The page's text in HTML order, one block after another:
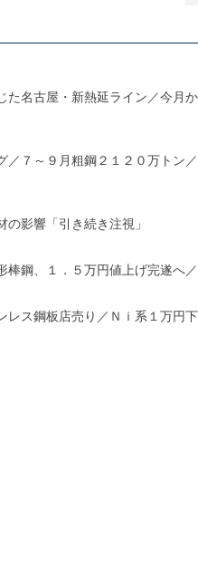
た名古屋・新熱延ライン／今月
／７～９月粗鋼２１２０万トン
影響「引き続き注視」
棒鋼、１．５万円値上げ完遂へ
レス鋼板店売り／Ｎｉ系１万円